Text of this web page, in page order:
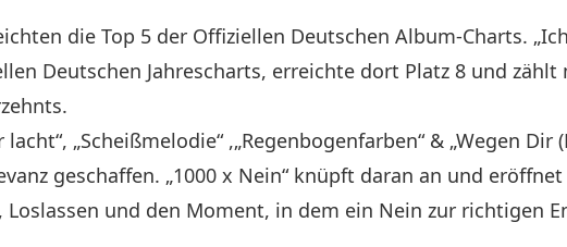
die Top 5 der Offiziellen Deutschen Album-Charts.
Deutschen Jahrescharts, erreichte dort Platz 8 und
„Scheißmelodie“ ,„Regenbogenfarben“ & „Wegen
geschaffen. „1000 x Nein“ knüpft daran an und
Loslassen und den Moment, in dem ein Nein zur richtigen